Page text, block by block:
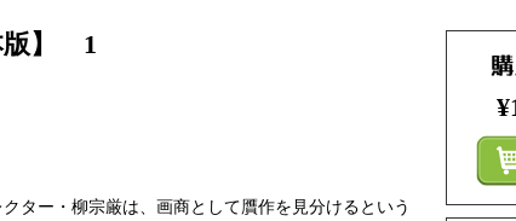
版】 1
ター・柳宗厳は、画商として贋作を見分けるという